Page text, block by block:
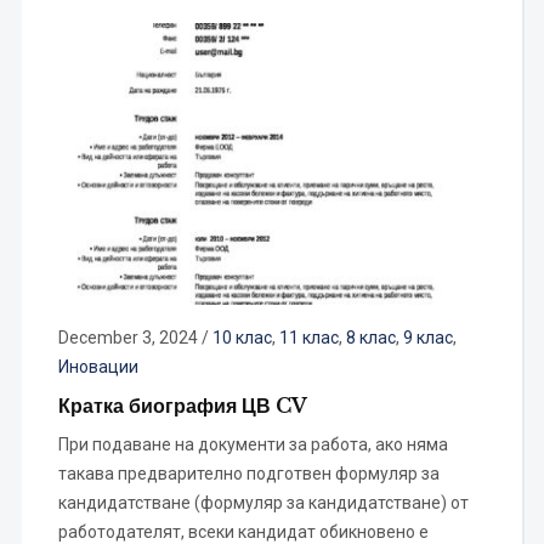
December 3, 2024/ 10 клас, 11 клас, 8 клас, 9 клас,
Иновации
Кратка биография ЦВ CV
При подаване на документи за работа, ако няма
такава предварително подготвен формуляр за
кандидатстване (формуляр за кандидатстване) от
работодателят, всеки кандидат обикновено е